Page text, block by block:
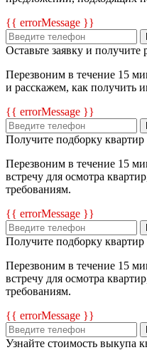
{{ errorMessage }}
Оставьте заявку и получите
Перезвоним в течение 15
и расскажем, как получить
{{ errorMessage }}
Получите подборку
Перезвоним в течение 15
встречу для осмотра
требованиям.
{{ errorMessage }}
Получите подборку
Перезвоним в течение 15
встречу для осмотра
требованиям.
{{ errorMessage }}
Узнайте стоимость выкупа